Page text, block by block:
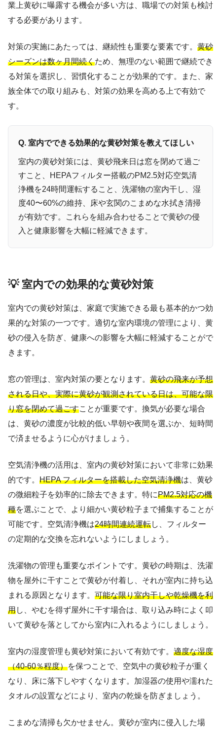
業上黄砂に曝露する機会が多い方は、職場での対策も検討
する必要があります。
対策の実施にあたっては、継続性も重要な要素です。 黄砂
シーズンは数ヶ月間続くため、無理のない範囲で継続でき
る対策を選択し、習慣化することが効果的です。また、家
族全体での取り組みも、対策の効果を高める上で有効で
す。
Q. 室内でできる効果的な黄砂対策を教えてほしい
室内の黄砂対策には、黄砂飛来日は窓を閉めて過ご
すこと、HEPAフィルター搭載のPM2.5対応空気清
浄機を24時間運転すること、洗濯物の室内干し、湿
度40〜60%の維持、床や玄関のこまめな水拭き清掃
が有効です。これらを組み合わせることで黄砂の侵
入と健康影響を大幅に軽減できます。
💡 室内での効果的な黄砂対策
室内での黄砂対策は、家庭で実施できる最も基本的かつ効
果的な対策の一つです。適切な室内環境の管理により、黄
砂の侵入を防ぎ、健康への影響を大幅に軽減することがで
きます。
窓の管理は、室内対策の要となります。 黄砂の飛来が予想
される日や、実際に黄砂が観測されている日は、可能な限
り窓を閉めて過ごすことが重要です。換気が必要な場合
は、黄砂の濃度が比較的低い早朝や夜間を選ぶか、短時間
で済ませるように心がけましょう。
空気清浄機の活用は、室内の黄砂対策において非常に効果
的です。 HEPA フィルターを搭載した空気清浄機は、黄砂
の微細粒子を効率的に除去できます。特にPM2.5対応の機
種を選ぶことで、より細かい黄砂粒子まで捕集することが
可能です。空気清浄機は24時間連続運転し、フィルター
の定期的な交換を忘れないようにしましょう。
洗濯物の管理も重要なポイントです。黄砂の時期は、洗濯
物を屋外に干すことで黄砂が付着し、それが室内に持ち込
まれる原因となります。 可能な限り室内干しや乾燥機を利
用し、やむを得ず屋外に干す場合は、取り込み時によく叩
いて黄砂を落としてから室内に入れるようにしましょう。
室内の湿度管理も黄砂対策において有効です。 適度な湿度
（40-60％程度）を保つことで、空気中の黄砂粒子が重く
なり、床に落下しやすくなります。加湿器の使用や濡れた
タオルの設置などにより、室内の乾燥を防ぎましょう。
こまめな清掃も欠かせません。黄砂が室内に侵入した場